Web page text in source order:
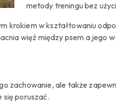
metody treningu bez
krokiem w kształtowaniu
więź między psem a jego
zachowanie, ale także
się poruszać.